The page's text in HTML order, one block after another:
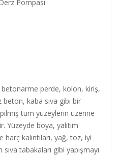
Pompası
betonarme perde, kolon, kiriş,
kaba sıva gibi bir
tüm yüzeylerin üzerine
Yüzeyde boya, yalıtım
harç kalıntıları, yağ, toz, iyi
sıva tabakaları gibi yapışmayı